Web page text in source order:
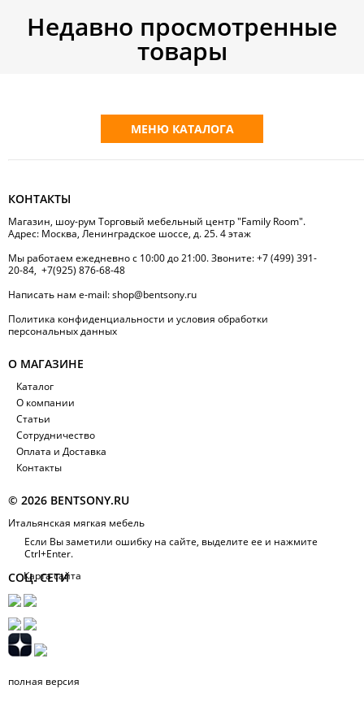
Недавно просмотренные
товары
МЕНЮ КАТАЛОГА
КОНТАКТЫ
Магазин, шоу-рум Торговый мебельный центр "Family Room".
Адрес: Москва, Ленинградское шоссе, д. 25. 4 этаж
Мы работаем ежедневно с 10:00 до 21:00. Звоните:+7 (499) 391-
20-84, +7(925) 876-68-48
Написать нам e-mail:shop@bentsony.ru
Политика конфиденциальности и условия обработки
персональных данных
СОЦ. СЕТИ
О МАГАЗИНЕ
Каталог
О компании
Статьи
Сотрудничество
Оплата и Доставка
Контакты
© 2026 BENTSONY.RU
Итальянская мягкая мебель
Если Вы заметили ошибку на сайте, выделите ее и нажмите
Ctrl+Enter.
Карта сайта
полная версия